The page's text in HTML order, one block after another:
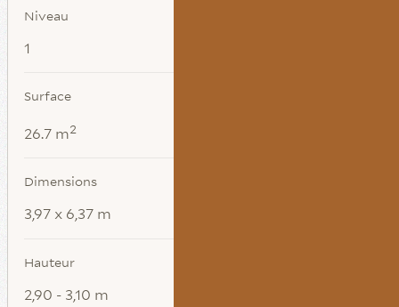
Niveau
1
Surface
26.7 m2
Dimensions
3,97 x 6,37 m
Hauteur
2,90 - 3,10 m